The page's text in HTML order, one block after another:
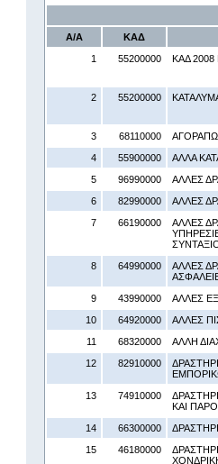
Α/Α
ΚΑΔ
1
55200000 ΚΑΔ 2008
2 55200000
3 68110000
4
55900000
ΑΛΛΑ
5
96990000
ΑΛΛΕΣ
6
82990000
ΑΛΛΕΣ
7
66190000
ΑΛΛΕΣ
8
64990000
ΑΛΛΕΣ
9
43990000
ΑΛΛΕΣ
10
64920000
ΑΛΛΕΣ
11
68320000
ΑΛΛΗ
12
82910000
13
74910000
ΚΑΙ
14
66300000
15
46180000